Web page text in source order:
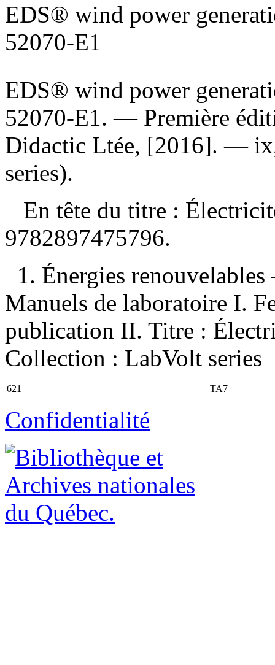
EDS® wind power
52070-E1
EDS® wind power
52070-E1. — Première
Didactic Ltée, [2016]. —
series).
En tête du titre :
9782897475796.
1. Énergies
Manuels de laboratoire I.
publication II. Titre :
Collection : LabVolt series
621 TA7
Confidentialité